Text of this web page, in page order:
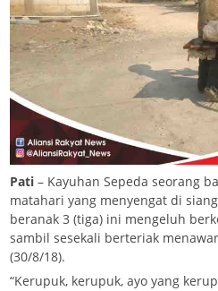
Pati – Kayuhan Sepeda seorang
matahari yang menyengat di
beranak 3 (tiga) ini mengeluh
sambil sesekali berteriak
(30/8/18).
“Kerupuk, kerupuk, ayo yang